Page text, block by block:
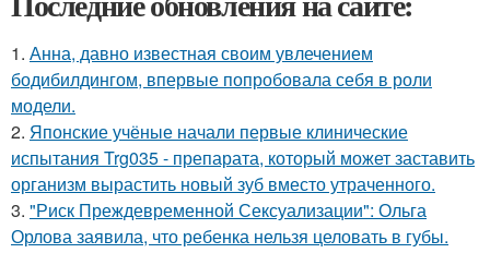
1. Анна, давно известная своим увлечением
бодибилдингом, впервые попробовала себя в роли
модели.
2. Японские учёные начали первые клинические
испытания Trg035 - препарата, который может заставить
организм вырастить новый зуб вместо утраченного.
3. "Риск Преждевременной Сексуализации": Ольга
Орлова заявила, что ребенка нельзя целовать в губы.